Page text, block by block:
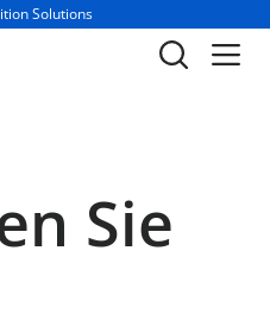
/ Abteilung:
Solutions
Sie